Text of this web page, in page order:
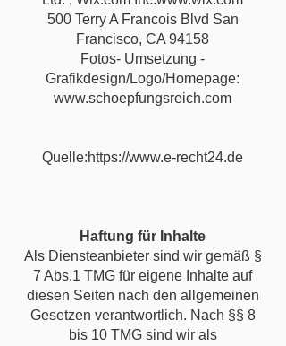
500 Terry A Francois Blvd San
Francisco, CA 94158
Fotos- Umsetzung -
Grafikdesign/Logo/Homepage:
www.schoepfungsreich.com
Quelle:https://www.e-recht24.de
Haftung für Inhalte
Als Diensteanbieter sind wir gemäß §
7 Abs.1 TMG für eigene Inhalte auf
diesen Seiten nach den allgemeinen
Gesetzen verantwortlich. Nach §§ 8
bis 10 TMG sind wir als